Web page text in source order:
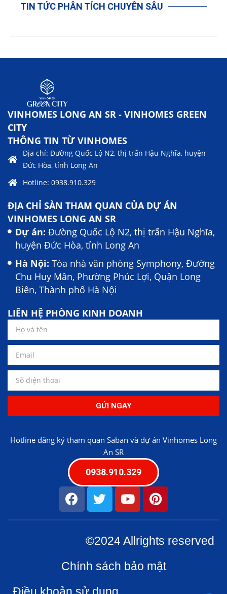
TIN TỨC PHÂN TÍCH CHUYÊN SÂU
VINHOMES LONG AN SR - VINHOMES GREEN
CITY
THÔNG TIN TỪ VINHOMES
Địa chỉ: Đường Quốc Lộ N2, thị trấn Hậu Nghĩa, huyện
Đức Hòa, tỉnh Long An
Hotline: 0938.910.329
ĐỊA CHỈ SÀN THAM QUAN CỦA DỰ ÁN
VINHOMES LONG AN SR
Dự án: Đường Quốc Lộ N2, thị trấn Hậu Nghĩa,
huyện Đức Hòa, tỉnh Long An
Hà Nội: Tòa nhà văn phòng Symphony, Đường
Chu Huy Mân, Phường Phúc Lợi, Quận Long
Biên, Thành phố Hà Nội
LIÊN HỆ PHÒNG KINH DOANH
GỬI NGAY
Hotline đăng ký tham quan Saban và dự án Vinhomes Long
An SR
0938.910.329
©2024 Allrights reserved
Chính sách bảo mật
Điều khoản sử dụng